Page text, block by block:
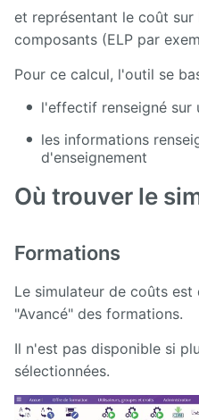
et représentant le coût
composants (ELP par
Pour ce calcul, l'outil se
l'effectif renseigné sur
les informations
d'enseignement
Où trouver le
Formations
Le simulateur de coûts
"Avancé" des formations.
Il n'est pas disponible si
sélectionnées.